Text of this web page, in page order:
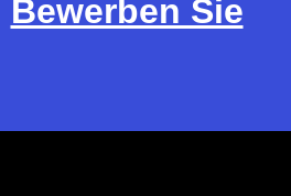
Bewerben Sie